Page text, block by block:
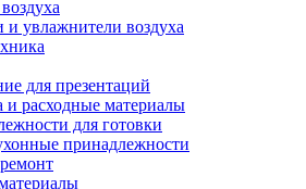
и увлажнители воздуха
для презентаций
и расходные материалы
для готовки
принадлежности